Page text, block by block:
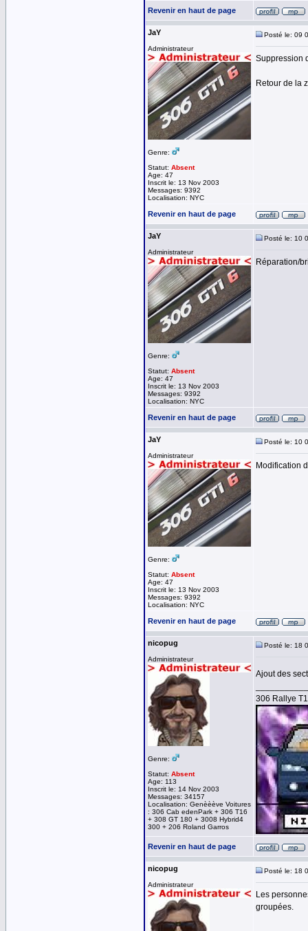
Revenir en haut de page
JaY
Administrateur
Genre:
Statut: Absent
Age: 47
Inscrit le: 13 Nov 2003
Messages: 9392
Localisation: NYC
Posté le: 09
Suppression
Retour de la
Revenir en haut de page
JaY
Administrateur
Genre:
Statut: Absent
Age: 47
Inscrit le: 13 Nov 2003
Messages: 9392
Localisation: NYC
Posté le: 10
Réparation/
Revenir en haut de page
JaY
Administrateur
Genre:
Statut: Absent
Age: 47
Inscrit le: 13 Nov 2003
Messages: 9392
Localisation: NYC
Posté le: 10
Modification
Revenir en haut de page
nicopug
Administrateur
Genre:
Statut: Absent
Age: 113
Inscrit le: 14 Nov 2003
Messages: 34157
Localisation: Genèèève Voitures
: 306 Cab edenPark + 306 T16
+ 308 GT 180 + 3008 Hybrid4
300 + 206 Roland Garros
Posté le: 18
Ajout des
306 Rallye
Revenir en haut de page
nicopug
Administrateur
Posté le: 18
Les
groupées.